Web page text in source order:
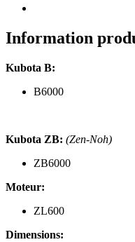
Kubota
B6000,
moteur
Information
Kubota B:
B6000
Kubota ZB: (Zen-Noh)
ZB6000
Moteur:
ZL600
Dimensions: